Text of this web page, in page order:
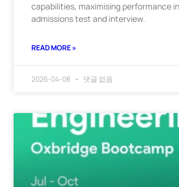
capabilities, maximising performance
admissions test and interview.
READ MORE »
2026-04-08 댓글 없음